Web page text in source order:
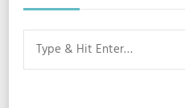
Looking
for